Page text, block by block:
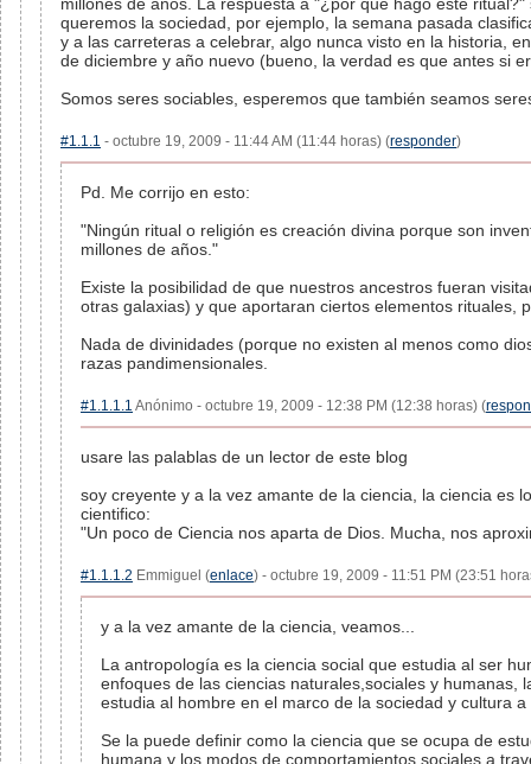
queremos la sociedad, por ejemplo, la semana pasada
y a las carreteras a celebrar, algo nunca visto en la historia,
de diciembre y año nuevo (bueno, la verdad es que antes si
Somos seres sociables, esperemos que también seamos
#1.1.1 - octubre 19, 2009 - 11:44 AM (11:44 horas) (responder)
Pd. Me corrijo en esto:
"Ningún ritual o religión es creación divina porque son
millones de años."
Existe la posibilidad de que nuestros ancestros fueran
otras galaxias) y que aportaran ciertos elementos rituales,
Nada de divinidades (porque no existen al menos como
razas pandimensionales.
#1.1.1.1 Anónimo - octubre 19, 2009 - 12:38 PM (12:38 horas) (
usare las palablas de un lector de este blog
soy creyente y a la vez amante de la ciencia, la ciencia es
cientifico:
"Un poco de Ciencia nos aparta de Dios. Mucha, nos
#1.1.1.2 Emmiguel (enlace) - octubre 19, 2009 - 11:51 PM (23:51
y a la vez amante de la ciencia, veamos...
La antropología es la ciencia social que estudia al ser
enfoques de las ciencias naturales,sociales y
estudia al hombre en el marco de la sociedad y cultura
Se la puede definir como la ciencia que se ocupa de
humana y los modos de comportamientos sociales a